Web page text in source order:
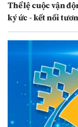
Thể lệ cuộc vận
ký ức - kết nối